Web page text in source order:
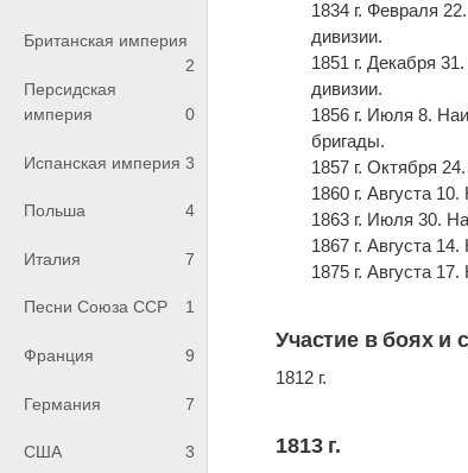
Британская империя
2
Персидская
империя
0
Испанская империя 3
Польша 4
Италия 7
Песни Союза ССР 1
Франция 9
Германия 7
США 3
1834 г. Февраля
дивизии.
1851 г. Декабря
дивизии.
1856 г. Июля 8.
бригады.
1857 г. Октября
1860 г. Августа
1863 г. Июля 30.
1867 г. Августа
1875 г. Августа
Участие в боях и
1812 г.
1813 г.